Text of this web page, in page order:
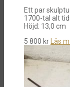
Ett par
1700-tal alt
Höjd: 13,0 cm
5 800 krLäs